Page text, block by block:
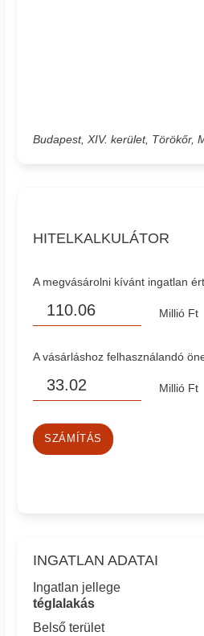
Budapest, XIV. kerület, Törökőr,
HITELKALKULÁTOR
A megvásárolni kívánt ingatlan
Millió Ft
A vásárláshoz felhasználandó
Millió Ft
SZÁMÍTÁS
INGATLAN ADATAI
Ingatlan jellege
téglalakás
Belső terület